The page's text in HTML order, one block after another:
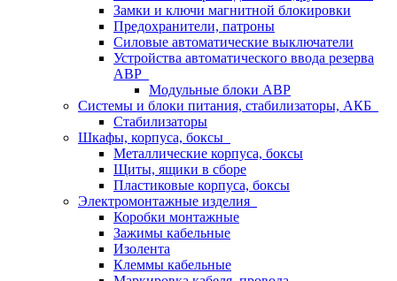
Замки и ключи магнитной блокировки
Предохранители, патроны
Силовые автоматические выключатели
Устройства автоматического ввода резерва
АВР
Модульные блоки АВР
Системы и блоки питания, стабилизаторы, АКБ
Стабилизаторы
Шкафы, корпуса, боксы
Металлические корпуса, боксы
Щиты, ящики в сборе
Пластиковые корпуса, боксы
Электромонтажные изделия
Коробки монтажные
Зажимы кабельные
Изолента
Клеммы кабельные